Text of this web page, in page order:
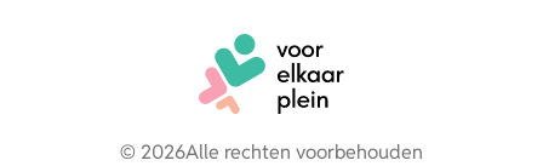
© 2026Alle rechten voorbehouden